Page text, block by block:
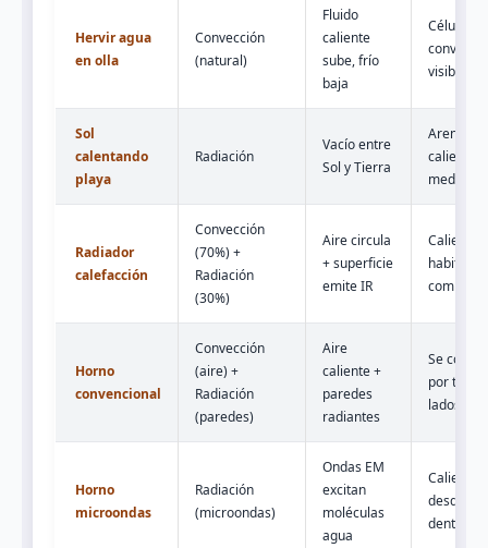
Hervir agua
en olla
Convección
(natural)
Fluido
caliente
sube, frío
baja
Células
visibles
Sol
calentando
playa
Radiación
Vacío entre
Sol y Tierra
Arena
caliente
mediodía
Radiador
calefacción
Convección
(70%) +
Radiación
(30%)
Aire circula
+ superficie
emite IR
Calienta
completa
Horno
convencional
Convección
(aire) +
Radiación
(paredes)
Aire
caliente +
paredes
radiantes
Se cocina
por todos
lados
Horno
microondas
Radiación
(microondas)
Ondas EM
excitan
moléculas
agua
Calienta
desde
dentro